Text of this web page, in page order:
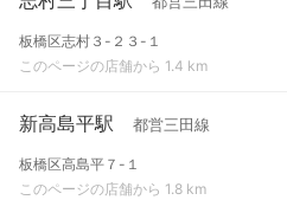
板橋区志村３-２３-１
このページの店舗から 1.4 km
新高島平駅 都営三田線
板橋区高島平７-１
このページの店舗から 1.8 km